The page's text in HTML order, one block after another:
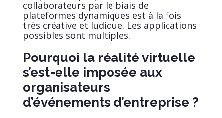
collaborateurs par le biais de
plateformes dynamiques est à la fois
très créative et ludique. Les applications
possibles sont multiples.
Pourquoi la réalité virtuelle
s’est-elle imposée aux
organisateurs
d’événements d’entreprise ?